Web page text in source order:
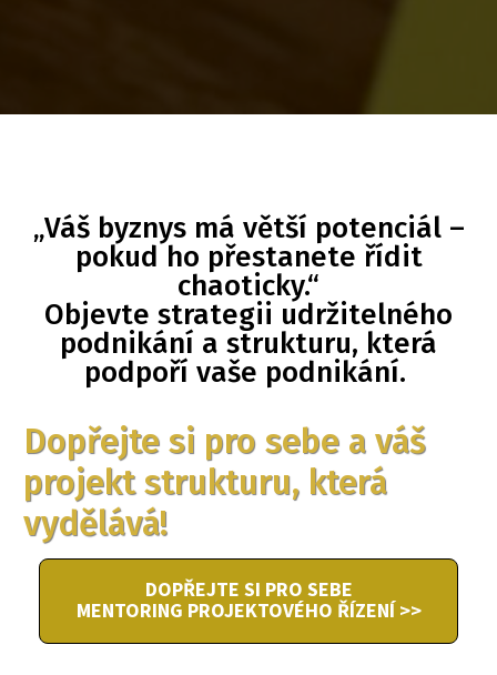
„Váš byznys má větší potenciál –
pokud ho přestanete řídit
chaoticky.“
Objevte strategii udržitelného
podnikání a strukturu, která
podpoří vaše podnikání.
Dopřejte si pro sebe a váš
projekt strukturu, která
vydělává!
DOPŘEJTE SI PRO SEBE
MENTORING PROJEKTOVÉHO ŘÍZENÍ >>